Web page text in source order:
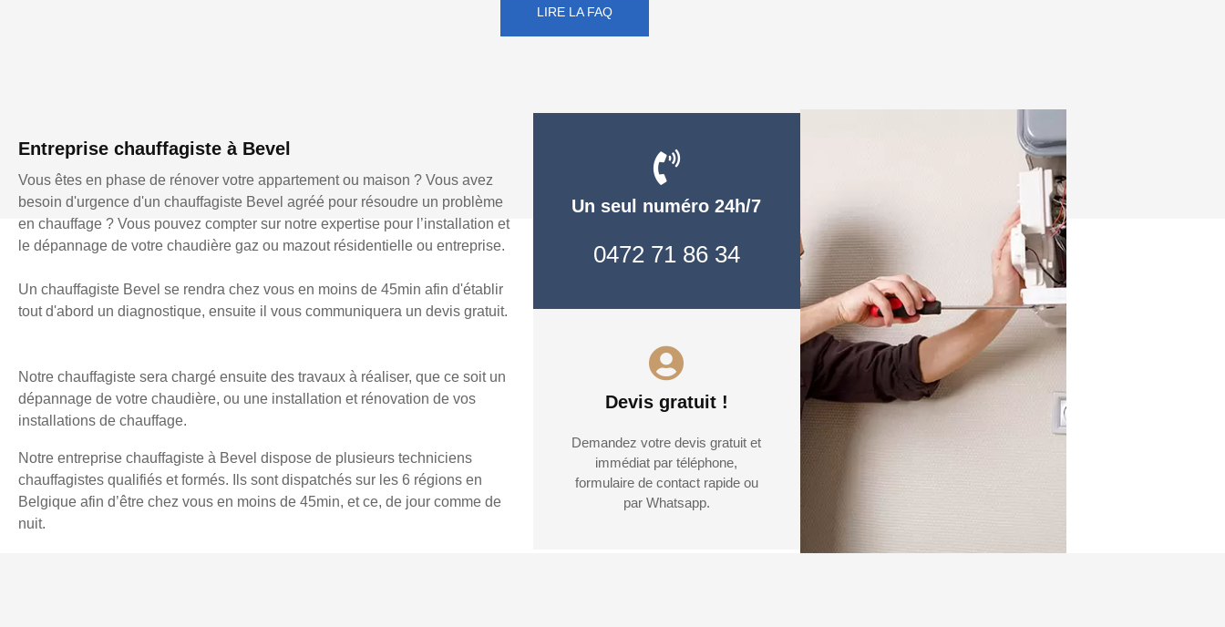
LIRE LA FAQ
Entreprise chauffagiste à Bevel
Vous êtes en phase de rénover votre appartement ou maison ? Vous avez
besoin d'urgence d'un chauffagiste Bevel agréé pour résoudre un problème
en chauffage ? Vous pouvez compter sur notre expertise pour l’installation et
le dépannage de votre chaudière gaz ou mazout résidentielle ou entreprise.
Un chauffagiste Bevel se rendra chez vous en moins de 45min afin d'établir
tout d'abord un diagnostique, ensuite il vous communiquera un devis gratuit.
Notre chauffagiste sera chargé ensuite des travaux à réaliser, que ce soit un
dépannage de votre chaudière, ou une installation et rénovation de vos
installations de chauffage.
Notre entreprise chauffagiste à Bevel dispose de plusieurs techniciens
chauffagistes qualifiés et formés. Ils sont dispatchés sur les 6 régions en
Belgique afin d’être chez vous en moins de 45min, et ce, de jour comme de
nuit.
Un seul numéro 24h/7
0472 71 86 34
Devis gratuit !
Demandez votre devis gratuit et
immédiat par téléphone,
formulaire de contact rapide ou
par Whatsapp.